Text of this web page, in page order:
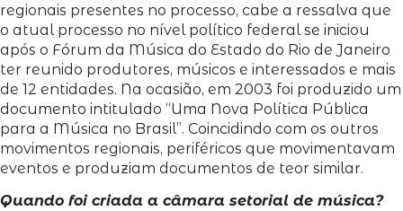
regionais presentes no processo, cabe a ressalva que
o atual processo no nível político federal se iniciou
após o Fórum da Música do Estado do Rio de Janeiro
ter reunido produtores, músicos e interessados e mais
de 12 entidades. Na ocasião, em 2003 foi produzido um
documento intitulado “Uma Nova Política Pública
para a Música no Brasil”. Coincidindo com os outros
movimentos regionais, periféricos que movimentavam
eventos e produziam documentos de teor similar.
Quando foi criada a câmara setorial de música?